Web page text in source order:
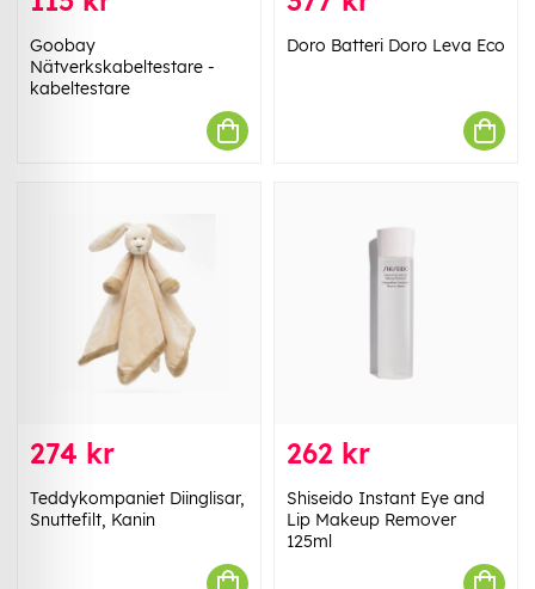
Goobay
Nätverkskabeltestare -
kabeltestare
Doro Batteri Doro Leva Eco
274 kr
Teddykompaniet Diinglisar,
Snuttefilt, Kanin
262 kr
Shiseido Instant Eye and
Lip Makeup Remover
125ml